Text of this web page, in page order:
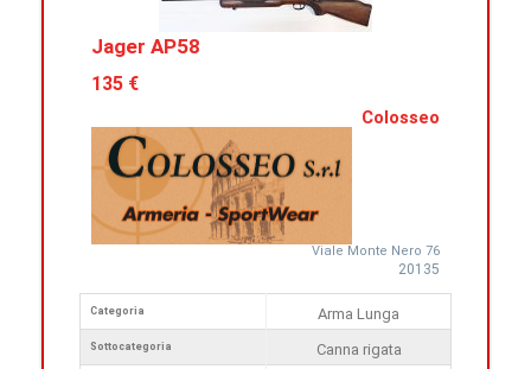
Jager AP58
135 €
Colosseo
Viale Monte Nero 76
20135
Categoria
Sottocategoria
Arma Lunga
Canna rigata